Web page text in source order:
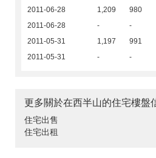
2011-06-28 1,209 980
2011-06-28 - -
2011-05-31 1,197 991
2011-05-31 - -
更多關於在西半山的住宅樓盤
住宅出售
住宅出租